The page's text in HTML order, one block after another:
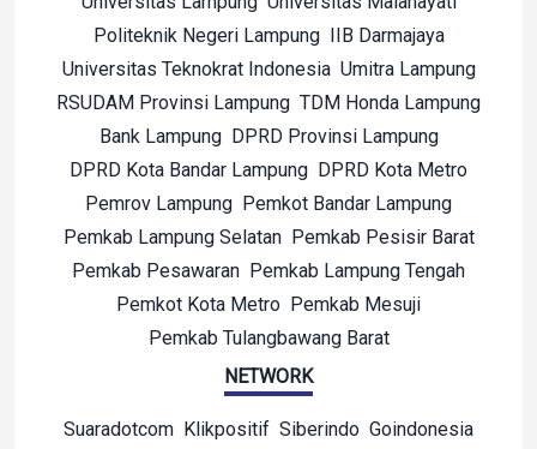
Politeknik Negeri Lampung IIB Darmajaya
Universitas Teknokrat Indonesia Umitra Lampung
RSUDAM Provinsi Lampung TDM Honda Lampung
Bank Lampung DPRD Provinsi Lampung
DPRD Kota Bandar Lampung DPRD Kota Metro
Pemrov Lampung Pemkot Bandar Lampung
Pemkab Lampung Selatan Pemkab Pesisir Barat
Pemkab Pesawaran Pemkab Lampung Tengah
Pemkot Kota Metro Pemkab Mesuji
Pemkab Tulangbawang Barat
NETWORK
Suaradotcom Klikpositif Siberindo Goindonesia